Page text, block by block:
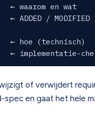
← waarom en wat
← ADDED / MODIFIED
← hoe (technisch)
of verwijdert
en gaat het hele